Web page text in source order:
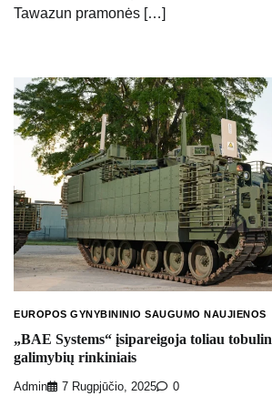
Tawazun pramonės […]
EUROPOS GYNYBININIO SAUGUMO NAUJIENOS
„BAE Systems“ įsipareigoja toliau
galimybių rinkiniais
Admin 7 Rugpjūčio, 2025 0